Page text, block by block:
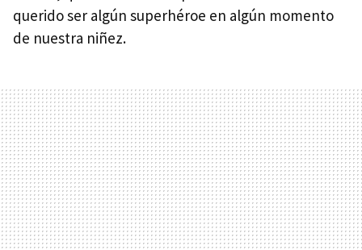
querido ser algún superhéroe en algún momento
de nuestra niñez.